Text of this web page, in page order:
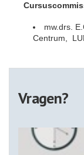
mw.drs.
Centrum,
Vragen?